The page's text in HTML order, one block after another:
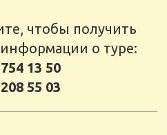
чтобы получить
о туре:
13 50
55 03